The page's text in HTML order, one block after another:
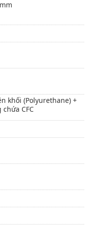
khối (Polyurethane) +
CFC